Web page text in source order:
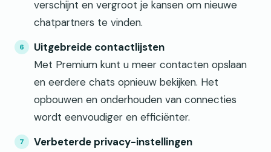
verschijnt en vergroot je kansen om nieuwe
chatpartners te vinden.
Uitgebreide contactlijsten
Met Premium kunt u meer contacten opslaan
en eerdere chats opnieuw bekijken. Het
opbouwen en onderhouden van connecties
wordt eenvoudiger en efficiënter.
Verbeterde privacy-instellingen